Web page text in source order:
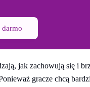
jak zachowują się i
gracze chcą